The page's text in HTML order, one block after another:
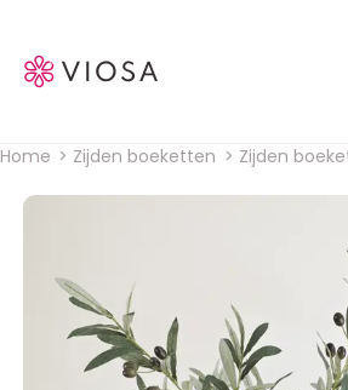
Kruimelpad
Home Zijden boeketten Zijden